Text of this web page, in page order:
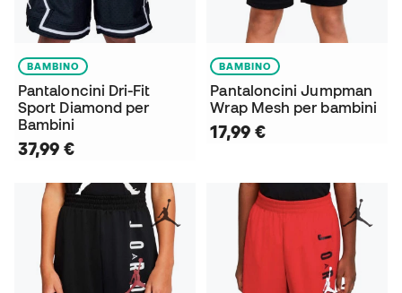
BAMBINO
Pantaloncini Dri-Fit
Sport Diamond per
Bambini
37,99 €
BAMBINO
Pantaloncini Jumpman
Wrap Mesh per bambini
17,99 €